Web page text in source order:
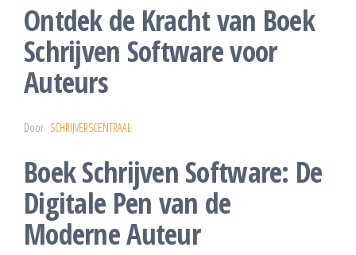
Ontdek de Kracht van Boek
Schrijven Software voor
Auteurs
Door SCHRIJVERSCENTRAAL
Boek Schrijven Software: De
Digitale Pen van de
Moderne Auteur